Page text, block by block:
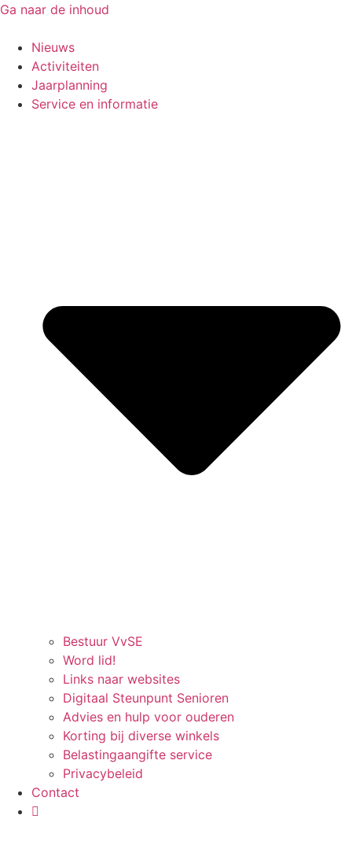
Ga naar de inhoud
Nieuws
Activiteiten
Jaarplanning
Service en informatie
Bestuur VvSE
Word lid!
Links naar websites
Digitaal Steunpunt Senioren
Advies en hulp voor ouderen
Korting bij diverse winkels
Belastingaangifte service
Privacybeleid
Contact